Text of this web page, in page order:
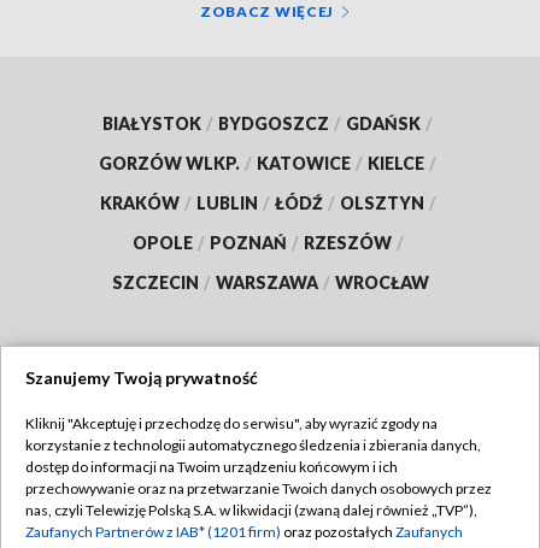
ZOBACZ WIĘCEJ
BIAŁYSTOK / BYDGOSZCZ / GDAŃSK /
GORZÓW WLKP. / KATOWICE / KIELCE /
KRAKÓW / LUBLIN / ŁÓDŹ / OLSZTYN /
OPOLE / POZNAŃ / RZESZÓW /
SZCZECIN / WARSZAWA / WROCŁAW
TVP
Abonament TVP
Emisja w TVP
Regulamin TVP
Polityka prywatności
Szanujemy Twoją prywatność
Kliknij "Akceptuję i przechodzę do serwisu", aby wyrazić zgody na
korzystanie z technologii automatycznego śledzenia i zbierania danych,
dostęp do informacji na Twoim urządzeniu końcowym i ich
przechowywanie oraz na przetwarzanie Twoich danych osobowych przez
nas, czyli Telewizję Polską S.A. w likwidacji (zwaną dalej również „TVP”),
Zaufanych Partnerów z IAB* (1201 firm) oraz pozostałych Zaufanych